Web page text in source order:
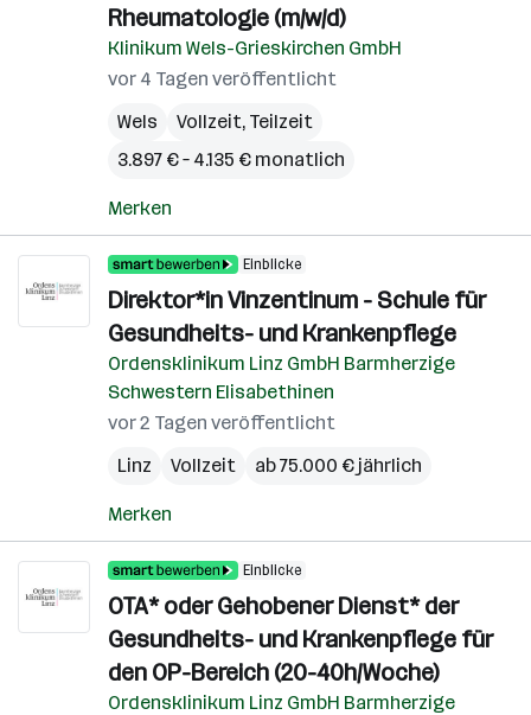
Rheumatologie (m/w/d)
Klinikum Wels-Grieskirchen GmbH
vor 4 Tagen veröffentlicht
Wels
Vollzeit, Teilzeit
3.897 € – 4.135 € monatlich
Merken
Einblicke
Direktor*in Vinzentinum - Schule für
Gesundheits- und Krankenpflege
Ordensklinikum Linz GmbH Barmherzige
Schwestern Elisabethinen
vor 2 Tagen veröffentlicht
Linz
Vollzeit ab 75.000 € jährlich
Merken
Einblicke
OTA* oder Gehobener Dienst* der
Gesundheits- und Krankenpflege für
den OP-Bereich (20-40h/Woche)
Ordensklinikum Linz GmbH Barmherzige